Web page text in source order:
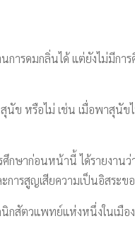
รดมกลิ่นได้ แต่ยังไม่มีการ
สุนัข หรือไม่ เช่น เมื่อพาสุ
กษาก่อนหน้านี้ ได้รายงา
การสูญเสียความเป็นอิสระข
กสัตวแพทย์แห่งหนึ่งในเมือ